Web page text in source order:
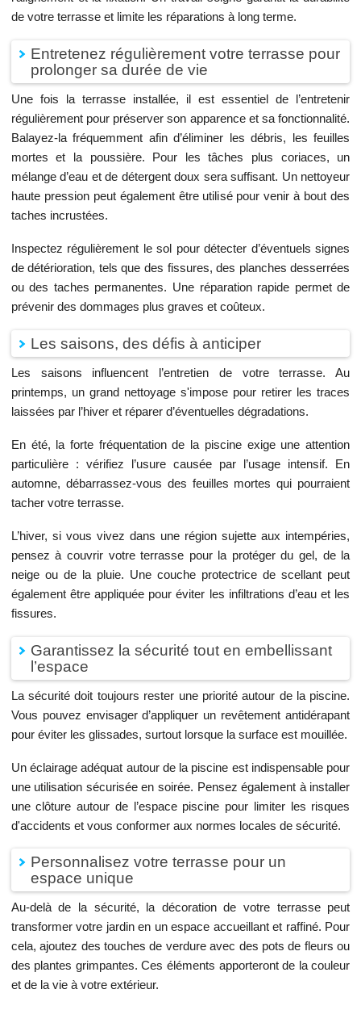
de votre terrasse et limite les réparations à long terme.
Entretenez régulièrement votre terrasse pour
prolonger sa durée de vie
Une fois la terrasse installée, il est essentiel de l’entretenir
régulièrement pour préserver son apparence et sa fonctionnalité.
Balayez-la fréquemment afin d’éliminer les débris, les feuilles
mortes et la poussière. Pour les tâches plus coriaces, un
mélange d’eau et de détergent doux sera suffisant. Un nettoyeur
haute pression peut également être utilisé pour venir à bout des
taches incrustées.
Inspectez régulièrement le sol pour détecter d’éventuels signes
de détérioration, tels que des fissures, des planches desserrées
ou des taches permanentes. Une réparation rapide permet de
prévenir des dommages plus graves et coûteux.
Les saisons, des défis à anticiper
Les saisons influencent l’entretien de votre terrasse. Au
printemps, un grand nettoyage s'impose pour retirer les traces
laissées par l’hiver et réparer d’éventuelles dégradations.
En été, la forte fréquentation de la piscine exige une attention
particulière : vérifiez l’usure causée par l’usage intensif. En
automne, débarrassez-vous des feuilles mortes qui pourraient
tacher votre terrasse.
L’hiver, si vous vivez dans une région sujette aux intempéries,
pensez à couvrir votre terrasse pour la protéger du gel, de la
neige ou de la pluie. Une couche protectrice de scellant peut
également être appliquée pour éviter les infiltrations d’eau et les
fissures.
Garantissez la sécurité tout en embellissant
l’espace
La sécurité doit toujours rester une priorité autour de la piscine.
Vous pouvez envisager d’appliquer un revêtement antidérapant
pour éviter les glissades, surtout lorsque la surface est mouillée.
Un éclairage adéquat autour de la piscine est indispensable pour
une utilisation sécurisée en soirée. Pensez également à installer
une clôture autour de l’espace piscine pour limiter les risques
d'accidents et vous conformer aux normes locales de sécurité.
Personnalisez votre terrasse pour un
espace unique
Au-delà de la sécurité, la décoration de votre terrasse peut
transformer votre jardin en un espace accueillant et raffiné. Pour
cela, ajoutez des touches de verdure avec des pots de fleurs ou
des plantes grimpantes. Ces éléments apporteront de la couleur
et de la vie à votre extérieur.